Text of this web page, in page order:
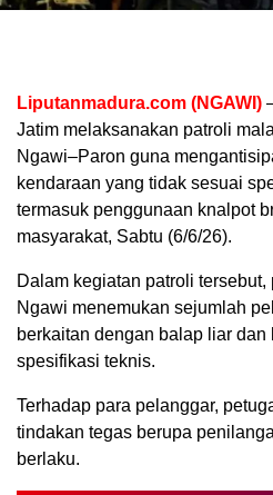
Liputanmadura.com (NGAWI)
Jatim melaksanakan patroli
Ngawi–Paron guna
kendaraan yang tidak sesuai
termasuk penggunaan knalpot
masyarakat, Sabtu (6/6/26).
Dalam kegiatan patroli
Ngawi menemukan sejumlah
berkaitan dengan balap liar
spesifikasi teknis.
Terhadap para pelanggar,
tindakan tegas berupa
berlaku.